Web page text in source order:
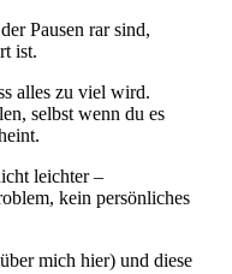
Pausen rar sind,
ist.
alles zu viel wird.
selbst wenn du es
leichter –
kein persönliches
mich hier) und diese